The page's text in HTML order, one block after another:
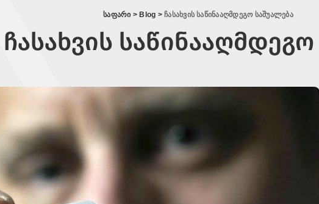
საფარი > Blog > ჩასახვის საწინააღმდეგო საშუალება
ჩასახვის